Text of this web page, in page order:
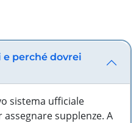
perché dovrei
sistema ufficiale
supplenze. A